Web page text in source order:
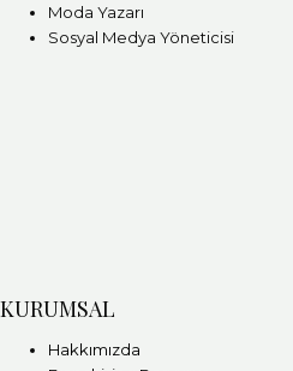
Moda Yazarı
Sosyal Medya Yöneticisi
KURUMSAL
Hakkımızda